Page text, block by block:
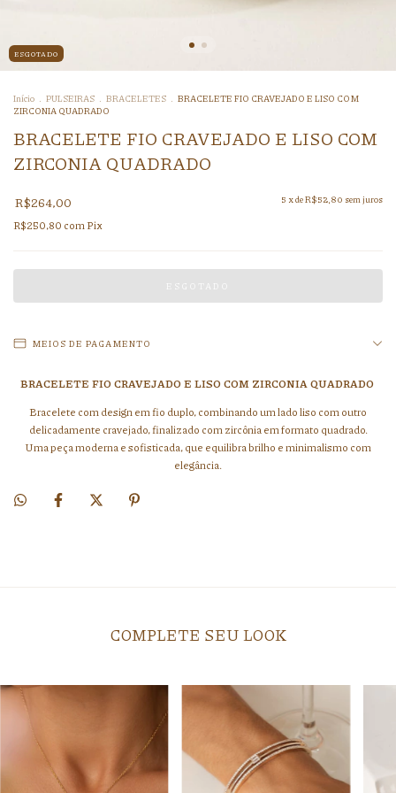
ESGOTADO
Início . PULSEIRAS . BRACELETES . BRACELETE FIO CRAVEJADO E LISO COM
ZIRCONIA QUADRADO
BRACELETE FIO CRAVEJADO E LISO COM
ZIRCONIA QUADRADO
R$264,00 5 x deR$52,80 sem juros
R$250,80 comPix
MEIOS DE PAGAMENTO
BRACELETE FIO CRAVEJADO E LISO COM ZIRCONIA QUADRADO
Bracelete com design em fio duplo, combinando um lado liso com outro
delicadamente cravejado, finalizado com zircônia em formato quadrado.
Uma peça moderna e sofisticada, que equilibra brilho e minimalismo com
elegância.
COMPLETE SEU LOOK